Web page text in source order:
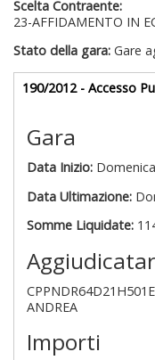
Scelta Contraente:
23-AFFIDAMENTO IN
Stato della gara: Gare
Gare
190/2012 - Accesso
Gara
Data Inizio:
Data Ultimazione:
Somme Liquidate:
ANDREA
Importi